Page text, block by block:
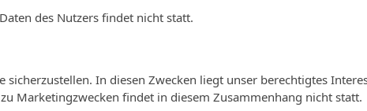
des Nutzers findet nicht statt.
In diesen Zwecken liegt unser berechtigtes
Marketingzwecken findet in diesem Zusammenhang nicht statt.